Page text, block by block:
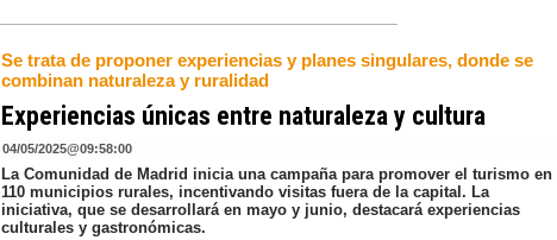
Se trata de proponer experiencias y planes singulares, donde se
combinan naturaleza y ruralidad
Experiencias únicas entre naturaleza y cultura
04/05/2025@09:58:00
La Comunidad de Madrid inicia una campaña para promover el turismo en
110 municipios rurales, incentivando visitas fuera de la capital. La
iniciativa, que se desarrollará en mayo y junio, destacará experiencias
culturales y gastronómicas.